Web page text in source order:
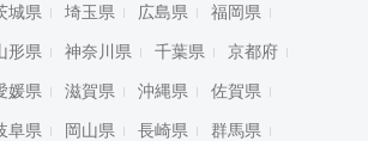
城県 埼玉県 広島県 福岡県
形県 神奈川県 千葉県 京都府
媛県 滋賀県 沖縄県 佐賀県
阜県 岡山県 長崎県 群馬県